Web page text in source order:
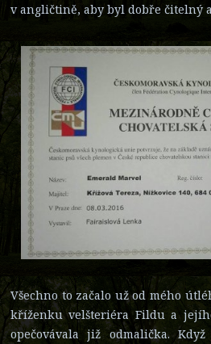
v angličtině, aby byl dobře čitelný
Všechno to začalo už od mého
kříženku velšteriéra Fildu a
opečovávala již odmalička.